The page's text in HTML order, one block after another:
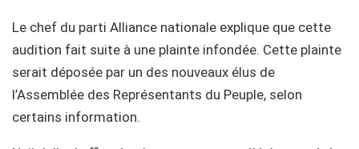
Le chef du parti Alliance nationale explique que cette
audition fait suite à une plainte infondée. Cette plainte
serait déposée par un des nouveaux élus de
l’Assemblée des Représentants du Peuple, selon
certains information.